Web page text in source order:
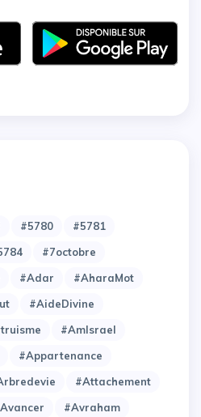
#5780
#5781
#7octobre
#Adar
#AharaMot
#AideDivine
#AmIsrael
#Appartenance
#Attachement
#Avraham